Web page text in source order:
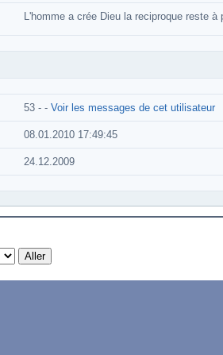
L'homme a crée Dieu la reciproque reste à
53 - - Voir les messages de cet utilisateur
08.01.2010 17:49:45
24.12.2009